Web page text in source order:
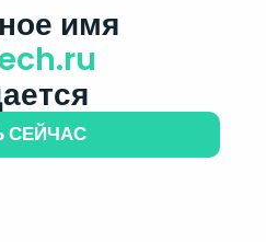
имя
СЕЙЧАС